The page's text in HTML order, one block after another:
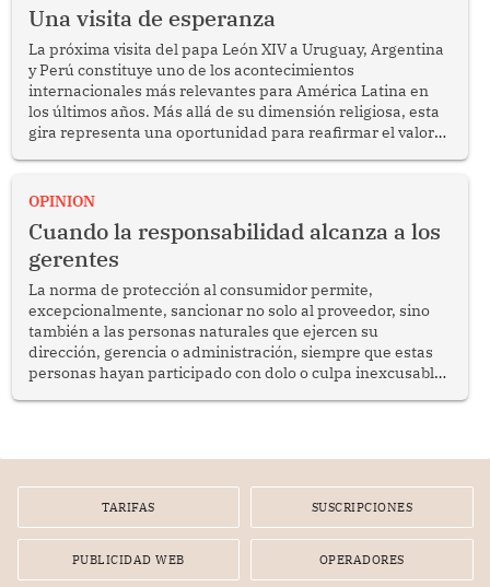
Una visita de esperanza
La próxima visita del papa León XIV a Uruguay, Argentina
y Perú constituye uno de los acontecimientos
internacionales más relevantes para América Latina en
los últimos años. Más allá de su dimensión religiosa, esta
gira representa una oportunidad para reafirmar el valor
enfrenta desafíos en materia de desarrollo, cohesión
OPINION
Cuando la responsabilidad alcanza a los
gerentes
La norma de protección al consumidor permite,
excepcionalmente, sancionar no solo al proveedor, sino
también a las personas naturales que ejercen su
dirección, gerencia o administración, siempre que estas
personas hayan participado con dolo o culpa inexcusable
por la frustrada realización de un meet and greet con
TARIFAS SUSCRIPCIONES
PUBLICIDAD WEB OPERADORES